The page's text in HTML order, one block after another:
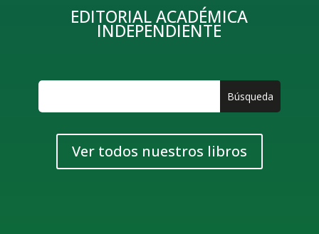
EDITORIAL ACADÉMICA
INDEPENDIENTE
Ver todos nuestros libros